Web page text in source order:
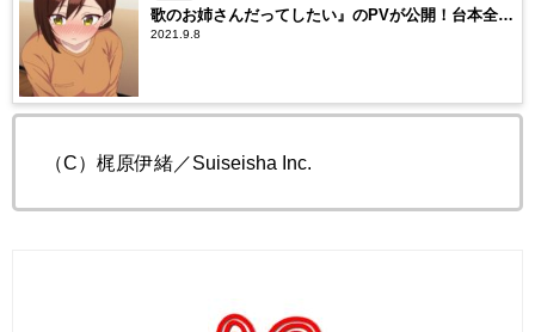
歌のお姉さんだってしたい』のPVが公開！台本全員
プレゼントキャンペーンも実施
2021.9.8
（C）梶原伊緒／Suiseisha Inc.